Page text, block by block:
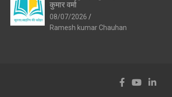
कुमार वर्मा
08/07/2026
Ramesh kumar Chauhan